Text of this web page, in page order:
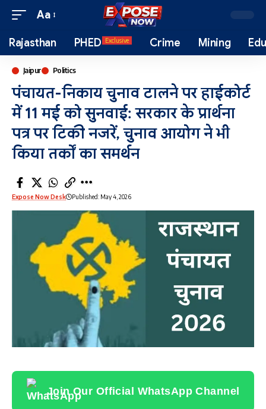
Aa
Rajasthan PHED Exclusive Crime Mining
Jaipur Politics
पंचायत-निकाय चुनाव टालने पर हाईकोर्ट
में 11 मई को सुनवाई: सरकार के प्रार्थना
पत्र पर टिकी नजरें, चुनाव आयोग ने भी
किया तर्कों का समर्थन
Expose Now Desk Published: May 4, 2026
Join Our Official WhatsApp Channel